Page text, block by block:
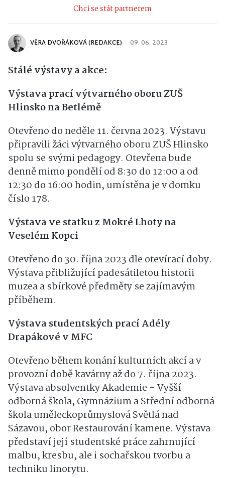
Chci se stát partnerem
VĚRA DVOŘÁKOVÁ (REDAKCE) 09. 06. 2023
Stálé výstavy a akce:
Výstava prací výtvarného oboru ZUŠ
Hlinsko na Betlémě
Otevřeno do neděle 11. června 2023. Výstavu
připravili žáci výtvarného oboru ZUŠ Hlinsko
spolu se svými pedagogy. Otevřena bude
denně mimo pondělí od 8:30 do 12:00 a od
12:30 do 16:00 hodin, umístěna je v domku
číslo 178.
Výstava ve statku z Mokré Lhoty na
Veselém Kopci
Otevřeno do 30. října 2023 dle otevírací doby.
Výstava přibližující padesátiletou historii
muzea a sbírkové předměty se zajímavým
příběhem.
Výstava studentských prací Adély
Drapákové v MFC
Otevřeno během konání kulturních akcí a v
provozní době kavárny až do 7. října 2023.
Výstava absolventky Akademie - Vyšší
odborná škola, Gymnázium a Střední odborná
škola uměleckoprůmyslová Světlá nad
Sázavou, obor Restaurování kamene. Výstava
představí její studentské práce zahrnující
malbu, kresbu, ale i sochařskou tvorbu a
techniku linorytu.